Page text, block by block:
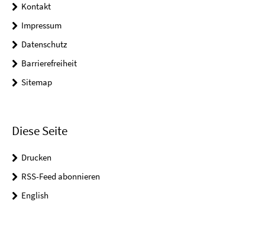
Kontakt
Impressum
Datenschutz
Barrierefreiheit
Sitemap
Diese Seite
Drucken
RSS-Feed abonnieren
English